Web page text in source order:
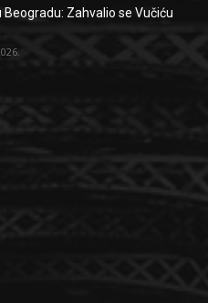
Beogradu: Zahvalio se Vučiću